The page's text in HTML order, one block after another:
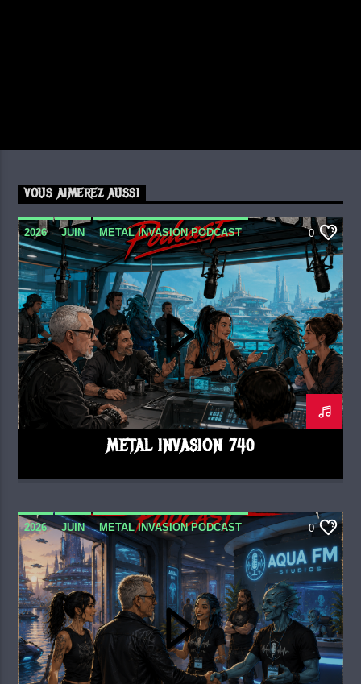
VOUS AIMEREZ AUSSI
2026 JUIN METAL INVASION PODCAST 0
METAL INVASION 740
2026 JUIN METAL INVASION PODCAST 0